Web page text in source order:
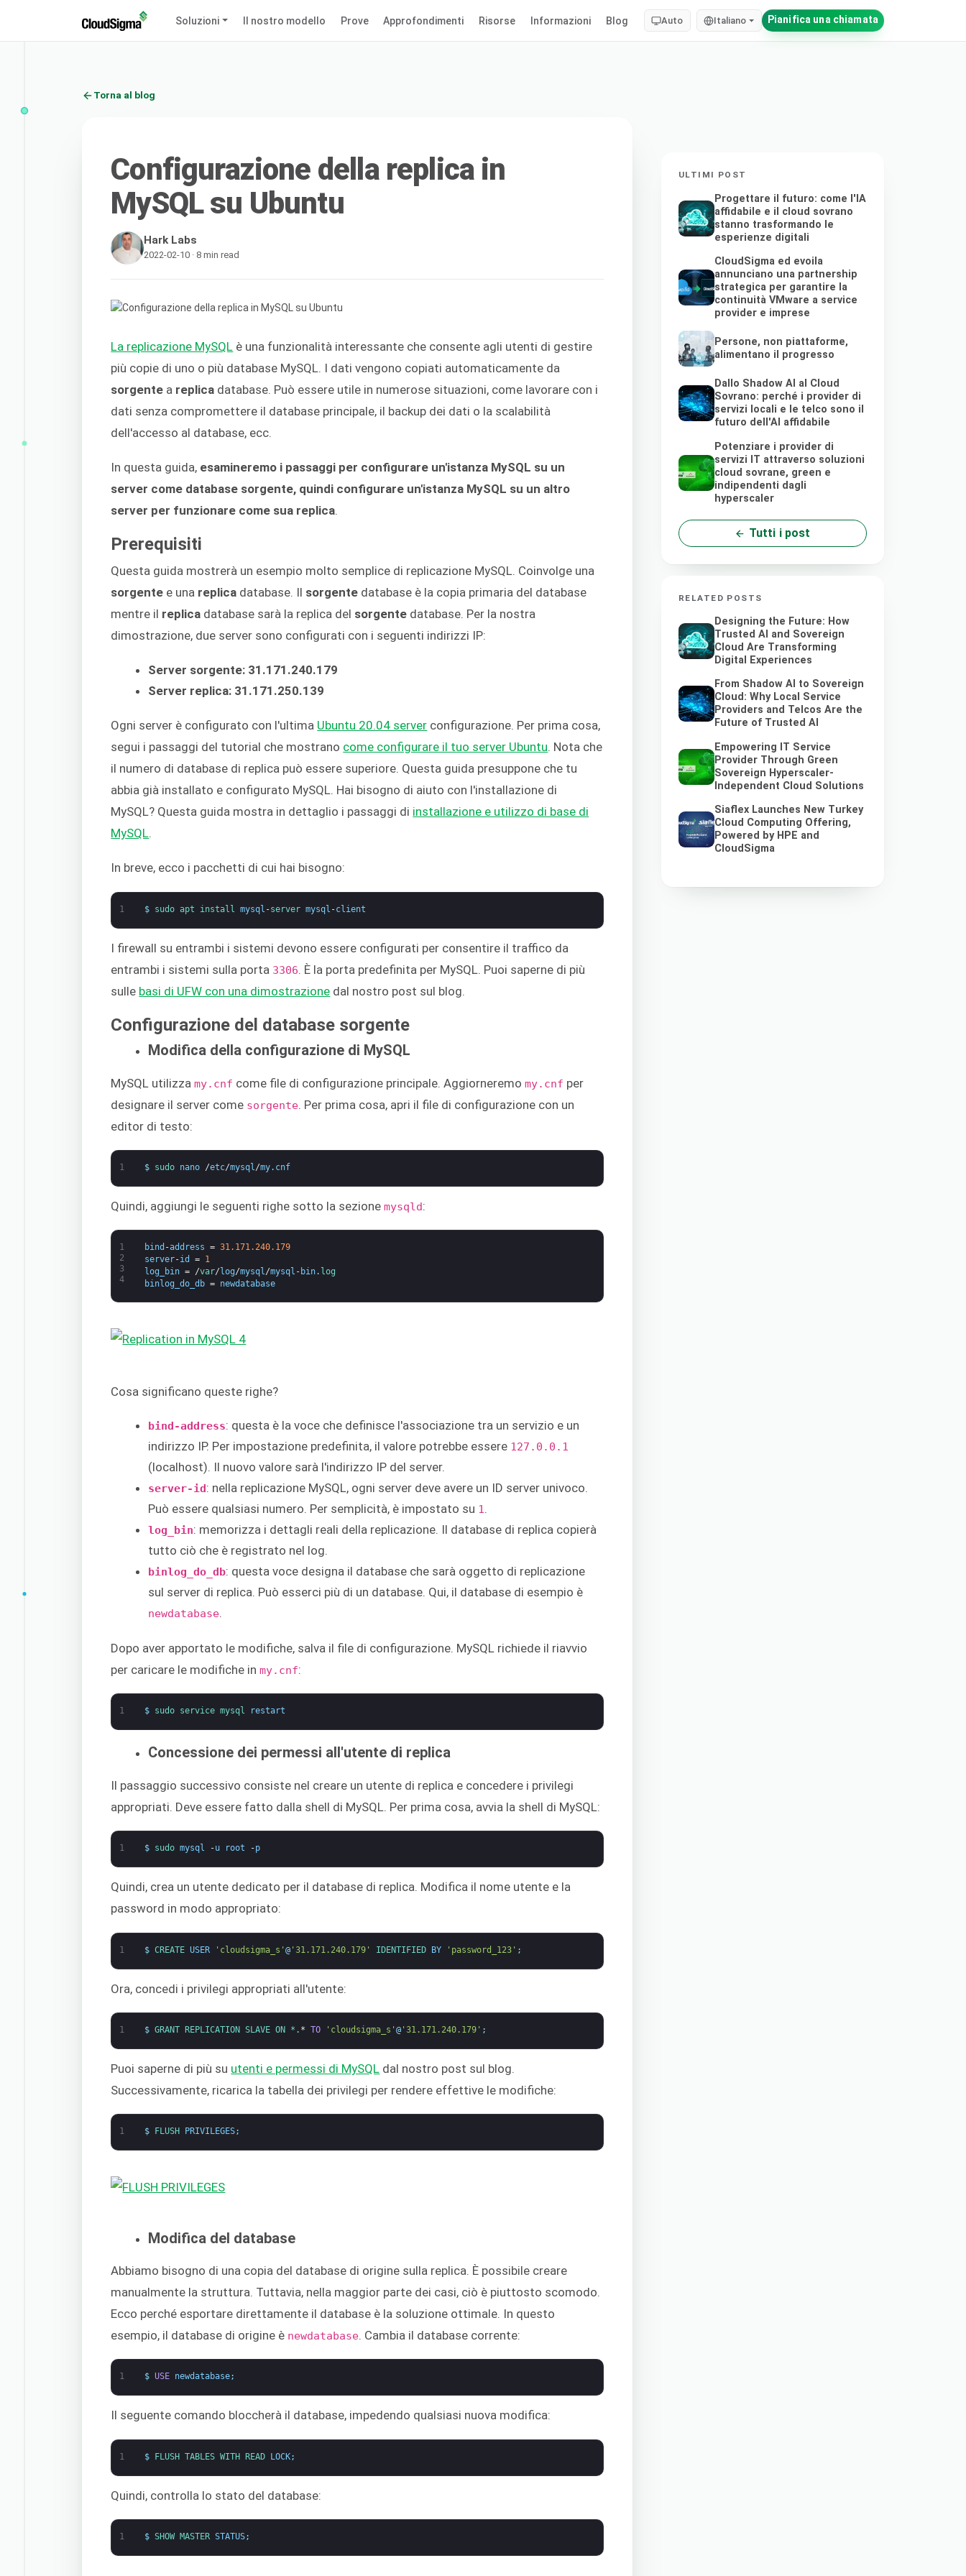
Soluzioni Il nostro modello Prove Approfondimenti Risorse Informazioni Blog Auto Italiano Pianifica una chiamata
Torna al blog
Configurazione della replica in
MySQL su Ubuntu
Hark Labs
2022-02-10 · 8 min read
La replicazione MySQL è una funzionalità interessante che consente agli utenti di gestire
più copie di uno o più database MySQL. I dati vengono copiati automaticamente da
sorgente a replica database. Può essere utile in numerose situazioni, come lavorare con i
dati senza compromettere il database principale, il backup dei dati o la scalabilità
dell'accesso al database, ecc.
In questa guida, esamineremo i passaggi per configurare un'istanza MySQL su un
server come database sorgente, quindi configurare un'istanza MySQL su un altro
server per funzionare come sua replica
Prerequisiti
Questa guida mostrerà un esempio molto semplice di replicazione MySQL. Coinvolge una
sorgente e una replica database. Il sorgente database è la copia primaria del database
mentre il replica database sarà la replica del sorgente database. Per la nostra
dimostrazione, due server sono configurati con i seguenti indirizzi IP:
Server sorgente: 31.171.240.179
Server replica: 31.171.250.139
Ogni server è configurato con l'ultima Ubuntu 20.04 server configurazione. Per prima cosa,
segui i passaggi del tutorial che mostrano come configurare il tuo server Ubuntu. Nota che
il numero di database di replica può essere superiore. Questa guida presuppone che tu
abbia già installato e configurato MySQL. Hai bisogno di aiuto con l'installazione di
MySQL? Questa guida mostra in dettaglio i passaggi di installazione e utilizzo di base di
MySQL.
In breve, ecco i pacchetti di cui hai bisogno:
1 $ sudo apt install mysql -server mysql -client
I firewall su entrambi i sistemi devono essere configurati per consentire il traffico da
entrambi i sistemi sulla porta 3306 . È la porta predefinita per MySQL. Puoi saperne di più
sulle basi di UFW con una dimostrazione dal nostro post sul blog.
Configurazione del database sorgente
Modifica della configurazione di MySQL
MySQL utilizzamy.cnf come file di configurazione principale. Aggiorneremomy.cnf per
designare il server come sorgente . Per prima cosa, apri il file di configurazione con un
editor di testo:
1 $ sudo nano /etc/mysql/my. cnf
Quindi, aggiungi le seguenti righe sotto la sezionemysqld:
1
2
3
4
bind -address = 31.171.240.179
server-id = 1
log_bin = /var/ log/mysql/mysql - bin. log
binlog_do_db = newdatabase
Cosa significano queste righe?
bind-address: questa è la voce che definisce l'associazione tra un servizio e un
indirizzo IP. Per impostazione predefinita, il valore potrebbe essere 127.0.0.1
(localhost). Il nuovo valore sarà l'indirizzo IP del server.
server-id: nella replicazione MySQL, ogni server deve avere un ID server univoco.
Può essere qualsiasi numero. Per semplicità, è impostato su 1 .
log_bin: memorizza i dettagli reali della replicazione. Il database di replica copierà
tutto ciò che è registrato nel log.
binlog_do_db: questa voce designa il database che sarà oggetto di replicazione
sul server di replica. Può esserci più di un database. Qui, il database di esempio è
newdatabase.
Dopo aver apportato le modifiche, salva il file di configurazione. MySQL richiede il riavvio
per caricare le modifiche inmy.cnf:
1 $ sudo service mysql restart
Concessione dei permessi all'utente di replica
Il passaggio successivo consiste nel creare un utente di replica e concedere i privilegi
appropriati. Deve essere fatto dalla shell di MySQL. Per prima cosa, avvia la shell di MySQL:
1 $ sudo mysql -u root -p
Quindi, crea un utente dedicato per il database di replica. Modifica il nome utente e la
password in modo appropriato:
1 $ CREATE USER 'cloudsigma_s' @'31.171.240.179' IDENTIFIED BY 'password_123' ;
Ora, concedi i privilegi appropriati all'utente:
1 $ GRANT REPLICATION SLAVE ON * . * TO 'cloudsigma_s' @'31.171.240.179' ;
Puoi saperne di più su utenti e permessi di MySQL dal nostro post sul blog.
Successivamente, ricarica la tabella dei privilegi per rendere effettive le modifiche:
1 $ FLUSH PRIVILEGES;
Modifica del database
Abbiamo bisogno di una copia del database di origine sulla replica. È possibile creare
manualmente la struttura. Tuttavia, nella maggior parte dei casi, ciò è piuttosto scomodo.
Ecco perché esportare direttamente il database è la soluzione ottimale. In questo
esempio, il database di origine è newdatabase. Cambia il database corrente:
1 $ USE newdatabase;
Il seguente comando bloccherà il database, impedendo qualsiasi nuova modifica:
1 $ FLUSH TABLES WITH READ LOCK;
Quindi, controlla lo stato del database:
1 $ SHOW MASTER STATUS;
ULTIMI POST
Progettare il futuro: come l'IA
affidabile e il cloud sovrano
stanno trasformando le
esperienze digitali
CloudSigma ed evoila
annunciano una partnership
strategica per garantire la
continuità VMware a service
provider e imprese
Persone, non piattaforme,
alimentano il progresso
Dallo Shadow AI al Cloud
Sovrano: perché i provider di
servizi locali e le telco sono il
futuro dell'AI affidabile
Potenziare i provider di
servizi IT attraverso soluzioni
cloud sovrane, green e
indipendenti dagli
hyperscaler
Tutti i post
RELATED POSTS
Designing the Future: How
Trusted AI and Sovereign
Cloud Are Transforming
Digital Experiences
From Shadow AI to Sovereign
Cloud: Why Local Service
Providers and Telcos Are the
Future of Trusted AI
Empowering IT Service
Provider Through Green
Sovereign Hyperscaler-
Independent Cloud Solutions
Siaflex Launches New Turkey
Cloud Computing Offering,
Powered by HPE and
CloudSigma